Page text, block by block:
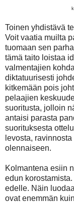
Toinen yhdistävä
Voit vaatia muilta
tuomaan sen
tämä taito loistaa
valmentajien
diktatuurisesti
kitkemään pois
pelaajien
suoritusta, jolloin
antaisi parasta
suorituksesta
levosta,
olennaiseen.
Kolmantena esiin
edun
edelle. Näin
ovat enemmän